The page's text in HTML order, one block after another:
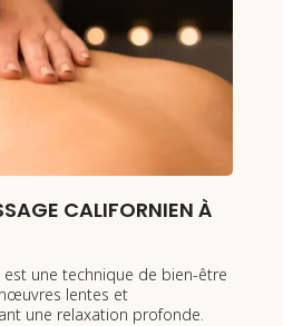
FORMATION MASSAGE
Le massage hawaïen Lomi-
traditionnelle issue des rituels
principalement avec les avant-